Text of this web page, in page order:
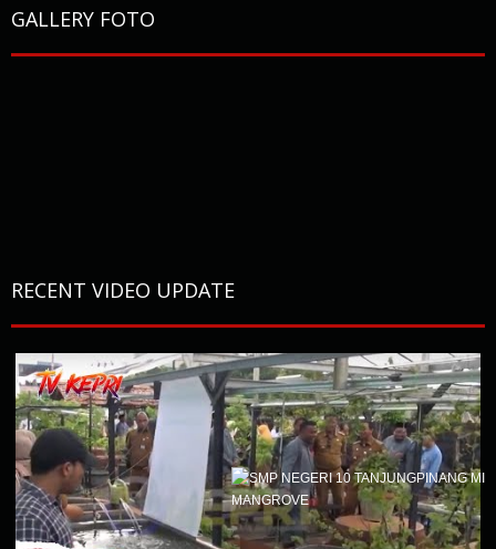
GALLERY FOTO
RECENT VIDEO UPDATE